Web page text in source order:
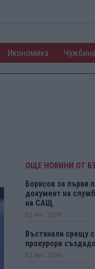
Икономика Чужбина
ОЩЕ НОВИНИ ОТ
Борисов за първи
документ на
на САЩ
02 Авг. 2026
Въстанали срещу
прокурори
02 Авг. 2026